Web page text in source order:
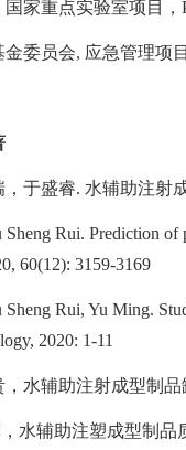
家重点实验室项目，
金委员会, 应急管理项
，于盛睿. 水辅助注射
Rui. Prediction of
60(12): 3159-3169
Rui, Yu Ming.
2020: 1-11
水辅助注射成型制品
水辅助注塑成型制品